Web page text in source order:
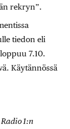
rekryn”.
tiedon eli
7.10.
Käytännössä
Radio 1:n